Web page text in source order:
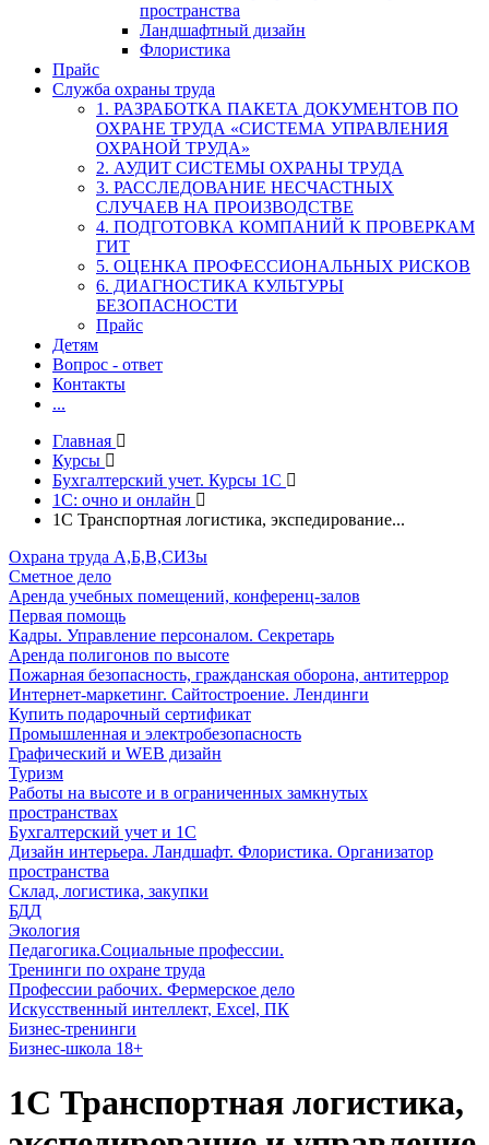
пространства
Ландшафтный дизайн
Флористика
Прайс
Служба охраны труда
1. РАЗРАБОТКА ПАКЕТА ДОКУМЕНТОВ ПО
ОХРАНЕ ТРУДА «СИСТЕМА УПРАВЛЕНИЯ
ОХРАНОЙ ТРУДА»
2. АУДИТ СИСТЕМЫ ОХРАНЫ ТРУДА
3. РАССЛЕДОВАНИЕ НЕСЧАСТНЫХ
СЛУЧАЕВ НА ПРОИЗВОДСТВЕ
4. ПОДГОТОВКА КОМПАНИЙ К ПРОВЕРКАМ
ГИТ
5. ОЦЕНКА ПРОФЕССИОНАЛЬНЫХ РИСКОВ
6. ДИАГНОСТИКА КУЛЬТУРЫ
БЕЗОПАСНОСТИ
Прайс
Детям
Вопрос - ответ
Контакты
...
Главная
Курсы
Бухгалтерский учет. Курсы 1С
1С: очно и онлайн
1С Транспортная логистика, экспедирование...
Охрана труда А,Б,В,СИЗы
Сметное дело
Аренда учебных помещений, конференц-залов
Первая помощь
Кадры. Управление персоналом. Секретарь
Аренда полигонов по высоте
Пожарная безопасность, гражданская оборона, антитеррор
Интернет-маркетинг. Сайтостроение. Лендинги
Купить подарочный сертификат
Промышленная и электробезопасность
Графический и WEB дизайн
Туризм
Работы на высоте и в ограниченных замкнутых
пространствах
Бухгалтерский учет и 1С
Дизайн интерьера. Ландшафт. Флористика. Организатор
пространства
Склад, логистика, закупки
БДД
Экология
Педагогика.Социальные профессии.
Тренинги по охране труда
Профессии рабочих. Фермерское дело
Искусственный интеллект, Excel, ПК
Бизнес-тренинги
Бизнес-школа 18+
1С Транспортная логистика,